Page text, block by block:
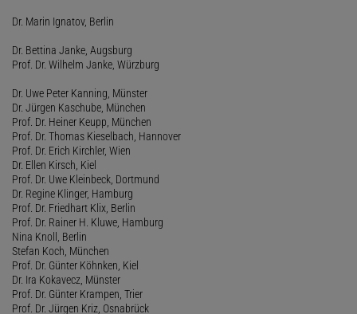
Dr. Marin Ignatov, Berlin
Dr. Bettina Janke, Augsburg
Prof. Dr. Wilhelm Janke, Würzburg
Dr. Uwe Peter Kanning, Münster
Dr. Jürgen Kaschube, München
Prof. Dr. Heiner Keupp, München
Prof. Dr. Thomas Kieselbach, Hannover
Prof. Dr. Erich Kirchler, Wien
Dr. Ellen Kirsch, Kiel
Prof. Dr. Uwe Kleinbeck, Dortmund
Dr. Regine Klinger, Hamburg
Prof. Dr. Friedhart Klix, Berlin
Prof. Dr. Rainer H. Kluwe, Hamburg
Nina Knoll, Berlin
Stefan Koch, München
Prof. Dr. Günter Köhnken, Kiel
Dr. Ira Kokavecz, Münster
Prof. Dr. Günter Krampen, Trier
Prof. Dr. Jürgen Kriz, Osnabrück